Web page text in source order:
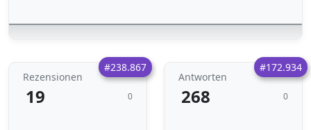
#238.867
Rezensionen
19 0
#172.934
Antworten
268 0